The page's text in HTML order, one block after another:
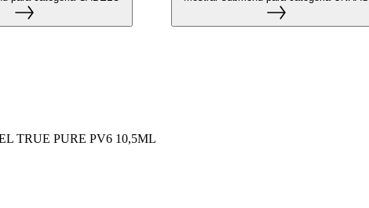
TRUE PURE PV6 10,5ML